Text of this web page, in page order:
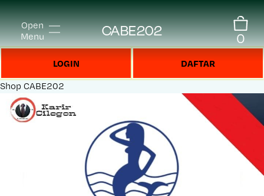
Open
Menu
CABE202 0
LOGIN DAFTAR
Shop CABE202